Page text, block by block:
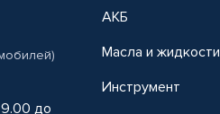
до
АКБ
Масла и жидкости
Инструмент